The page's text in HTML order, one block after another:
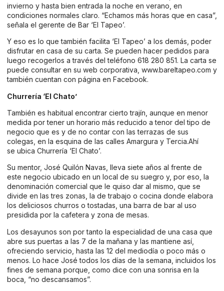
invierno y hasta bien entrada la noche en verano, en
condiciones normales claro. “Echamos más horas que en casa”,
señala el gerente de Bar ‘El Tapeo’.
Y eso es lo que también facilita ‘El Tapeo’ a los demás, poder
disfrutar en casa de su carta. Se pueden hacer pedidos para
luego recogerlos a través del teléfono 618 280 851. La carta se
puede consultar en su web corporativa, www.bareltapeo.com y
también cuentan con página en Facebook.
Churrería ‘El Chato’
También es habitual encontrar cierto trajín, aunque en menor
medida por tener un horario más reducido a tenor del tipo de
negocio que es y de no contar con las terrazas de sus
colegas, en la esquina de las calles Amargura y Tercia.Ahí
se ubica Churrería ‘El Chato’.
Su mentor, José Quilón Navas, lleva siete años al frente de
este negocio ubicado en un local de su suegro y, por eso, la
denominación comercial que le quiso dar al mismo, que se
divide en las tres zonas, la de trabajo o cocina donde elabora
los deliciosos churros o tostadas, una barra de bar al uso
presidida por la cafetera y zona de mesas.
Los desayunos son por tanto la especialidad de una casa que
abre sus puertas a las 7 de la mañana y las mantiene así,
ofreciendo servicio, hasta las 12 del mediodía o poco más o
menos. Lo hace José todos los días de la semana, incluidos los
fines de semana porque, como dice con una sonrisa en la
boca, “no descansamos”.